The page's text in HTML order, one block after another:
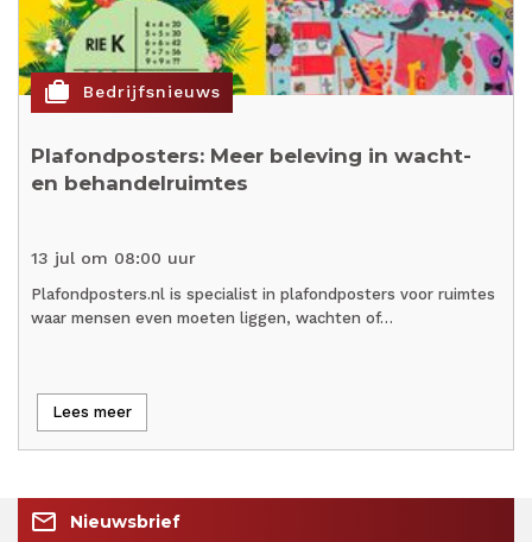
cases Bedrijfsnieuws
Plafondposters: Meer beleving in wacht-
en behandelruimtes
13 jul om 08:00 uur
Plafondposters.nl is specialist in plafondposters voor ruimtes
waar mensen even moeten liggen, wachten of…
Lees meer
mail_outline Nieuwsbrief